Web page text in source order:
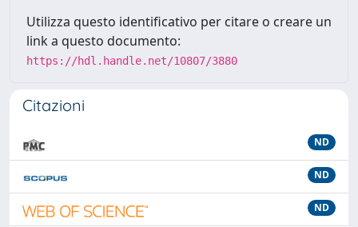
Utilizza questo identificativo per citare o creare un
link a questo documento:
https://hdl.handle.net/10807/3880
Citazioni
ND
ND
ND